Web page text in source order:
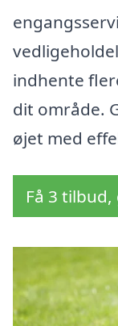
indhente
dit område.
øjet med
Få 3